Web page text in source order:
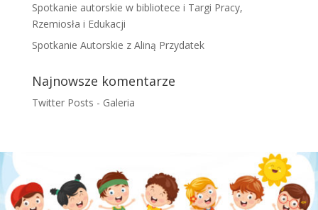
Spotkanie autorskie w bibliotece i Targi Pracy,
Rzemiosła i Edukacji
Spotkanie Autorskie z Aliną Przydatek
Najnowsze komentarze
Twitter Posts - Galeria